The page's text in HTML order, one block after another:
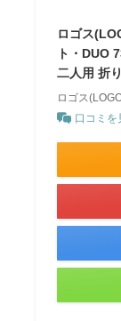
ロゴス
ト・DUO
二人用 折
ロゴス
口コミを